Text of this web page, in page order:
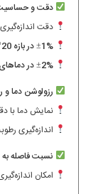
دقت و حساسیت
دقت
±1% در بازه 20°C تا 450°C
±2% در دماهای بالای 450°C
رزولوشن دما و
نمایش دما با
اندازه‌گیری
نسبت فاصله به
امکان